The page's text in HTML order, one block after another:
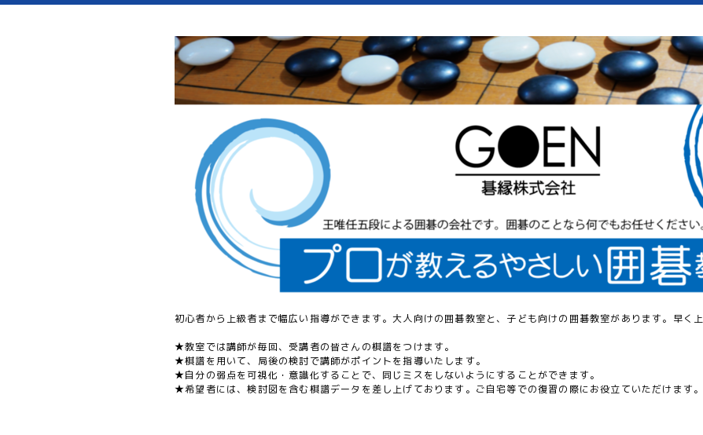
初心者から上級者まで幅広い指導ができます。大人向けの囲碁教室と、子ども向けの囲碁教室があります。早く
★教室では講師が毎回、受講者の皆さんの棋譜をつけます。
★棋譜を用いて、局後の検討で講師がポイントを指導いたします。
★自分の弱点を可視化・意識化することで、同じミスをしないようにすることができます。
★希望者には、検討図を含む棋譜データを差し上げております。ご自宅等での復習の際にお役立ていただけます。